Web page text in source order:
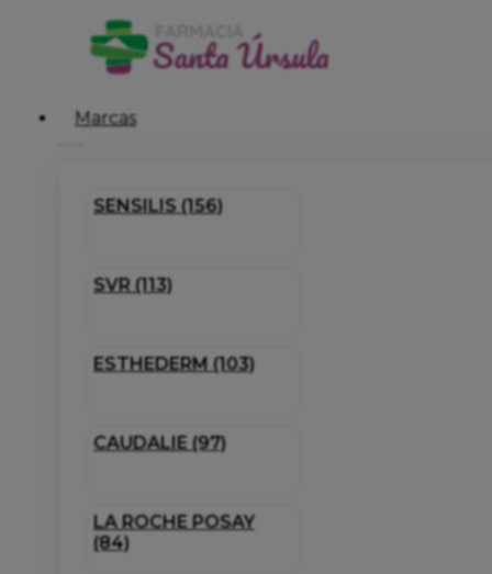
Marcas
SENSILIS (156)
SVR (113)
ESTHEDERM (103)
CAUDALIE (97)
LA ROCHE POSAY
(84)